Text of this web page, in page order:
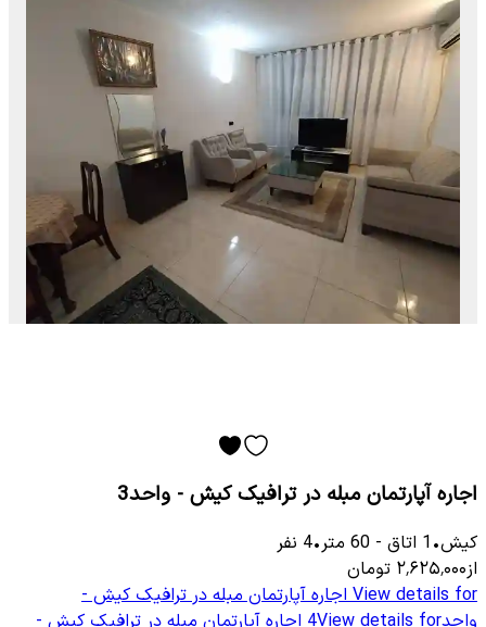
اجاره آپارتمان مبله در ترافیک کیش - واحد3
کیش•
1 اتاق -
60 متر•
4 نفر
از۲٬۶۲۵٬۰۰۰ تومان
View details for اجاره آپارتمان مبله در ترافیک کیش -
واحد4View details for اجاره آپارتمان مبله در ترافیک کیش -